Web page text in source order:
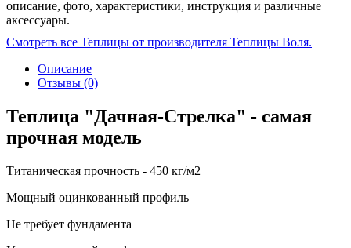
описание, фото, характеристики, инструкция и различные
аксессуары.
Смотреть все Теплицы от производителя Теплицы Воля.
Описание
Отзывы (0)
Теплица "Дачная-Стрелка" - самая
прочная модель
Титаническая прочность - 450 кг/м2
Мощный оцинкованный профиль
Не требует фундамента